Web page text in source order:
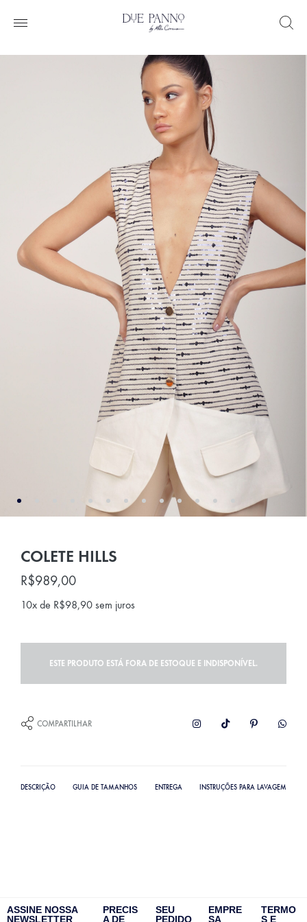
COLETE HILLS
R$989,00
10x de R$98,90 sem juros
ESTE PRODUTO ESTÁ FORA DE ESTOQUE E INDISPONÍVEL.
COMPARTILHAR
DESCRIÇÃO GUIA DE TAMANHOS ENTREGA INSTRUÇÕES PARA LAVAGEM
ASSINE NOSSA
NEWSLETTER
PRECIS
A DE
SEU
PEDIDO
EMPRE
SA
TERMO
S E